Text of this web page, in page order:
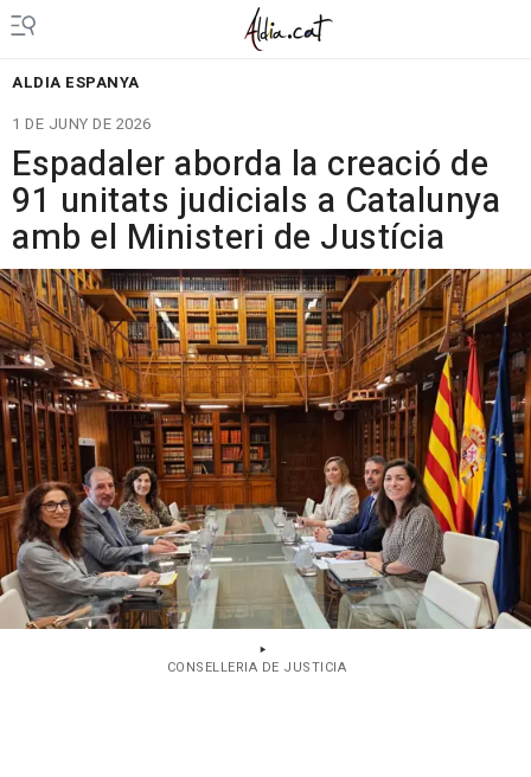
ALDIA ESPANYA
1 DE JUNY DE 2026
Espadaler aborda la creació de
91 unitats judicials a Catalunya
amb el Ministeri de Justícia
CONSELLERIA DE JUSTICIA